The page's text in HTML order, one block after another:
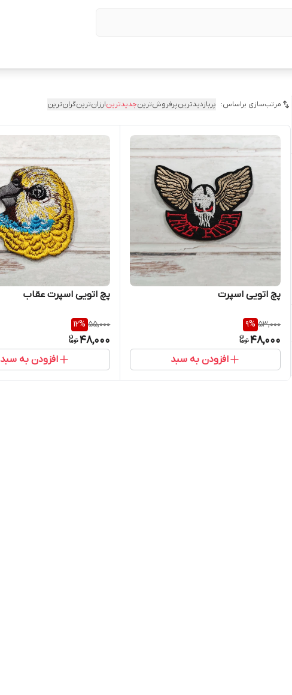
مرتب‌سازی براساس: پربازدیدترینپرفروش‌ترینجدیدترینارزان‌ترینگران‌ترین
پچ اتویی اسپرت
53,000
9%
48,000
افزودن به سبد
پچ اتویی اسپرت عقاب
55,000
12%
48,000
افزودن به سبد